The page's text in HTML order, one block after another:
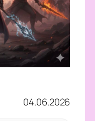
04.06.2026